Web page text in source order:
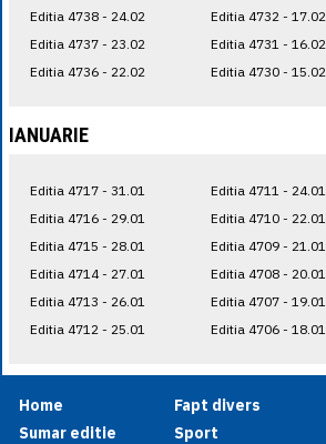
Editia 4738 - 24.02
Editia 4737 - 23.02
Editia 4736 - 22.02
Editia 4732 - 17.02
Editia 4731 - 16.02
Editia 4730 - 15.02
IANUARIE
Editia 4717 - 31.01
Editia 4716 - 29.01
Editia 4715 - 28.01
Editia 4714 - 27.01
Editia 4713 - 26.01
Editia 4712 - 25.01
Editia 4711 - 24.01
Editia 4710 - 22.01
Editia 4709 - 21.01
Editia 4708 - 20.01
Editia 4707 - 19.01
Editia 4706 - 18.01
Home
Sumar editie
Fapt divers
Sport